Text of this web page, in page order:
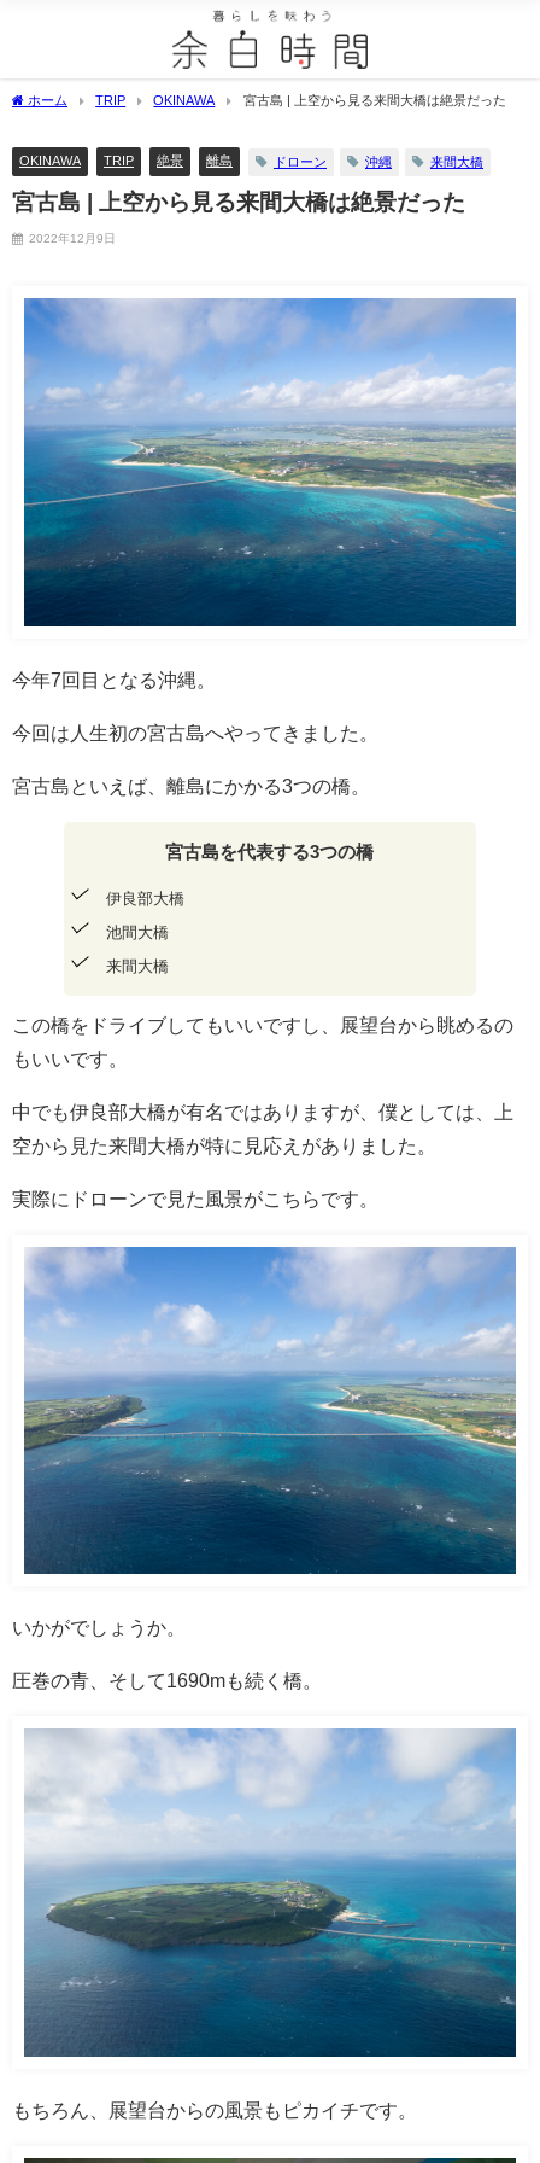
ホーム TRIP OKINAWA 宮古島 | 上空から見る来間大橋は絶景だった
OKINAWA TRIP 絶景 離島 ドローン 沖縄 来間大橋
宮古島 | 上空から見る来間大橋は絶景だった
2022年12月9日
今年7回目となる沖縄。
今回は人生初の宮古島へやってきました。
宮古島といえば、離島にかかる3つの橋。
宮古島を代表する3つの橋
伊良部大橋
池間大橋
来間大橋
この橋をドライブしてもいいですし、展望台から眺めるの
もいいです。
中でも伊良部大橋が有名ではありますが、僕としては、上
空から見た来間大橋が特に見応えがありました。
実際にドローンで見た風景がこちらです。
いかがでしょうか。
圧巻の青、そして1690mも続く橋。
もちろん、展望台からの風景もピカイチです。